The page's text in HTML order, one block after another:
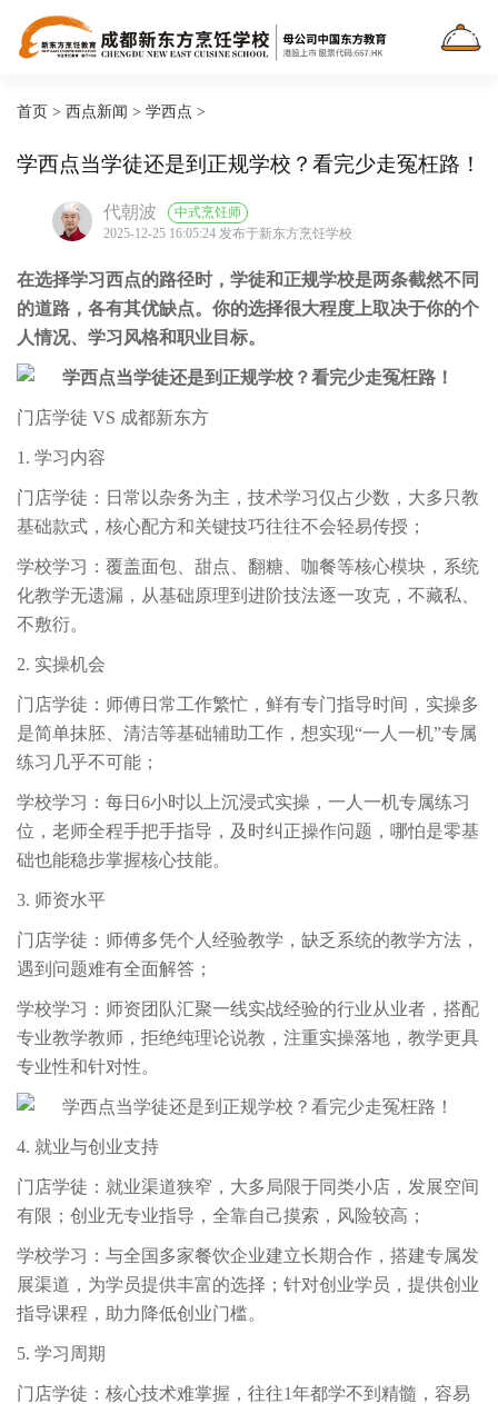
首页 > 西点新闻 > 学西点 >
学西点当学徒还是到正规学校？看完少走冤枉路！
代朝波
中式烹饪师
2025-12-25 16:05:24 发布于新东方烹饪学校
在选择学习西点的路径时，学徒和正规学校是两条截然不同
的道路，各有其优缺点。你的选择很大程度上取决于你的个
人情况、学习风格和职业目标。
门店学徒 VS 成都新东方
1. 学习内容
门店学徒：日常以杂务为主，技术学习仅占少数，大多只教
基础款式，核心配方和关键技巧往往不会轻易传授；
学校学习：覆盖面包、甜点、翻糖、咖餐等核心模块，系统
化教学无遗漏，从基础原理到进阶技法逐一攻克，不藏私、
不敷衍。
2. 实操机会
门店学徒：师傅日常工作繁忙，鲜有专门指导时间，实操多
是简单抹胚、清洁等基础辅助工作，想实现“一人一机”专属
练习几乎不可能；
学校学习：每日6小时以上沉浸式实操，一人一机专属练习
位，老师全程手把手指导，及时纠正操作问题，哪怕是零基
础也能稳步掌握核心技能。
3. 师资水平
门店学徒：师傅多凭个人经验教学，缺乏系统的教学方法，
遇到问题难有全面解答；
学校学习：师资团队汇聚一线实战经验的行业从业者，搭配
专业教学教师，拒绝纯理论说教，注重实操落地，教学更具
专业性和针对性。
4. 就业与创业支持
门店学徒：就业渠道狭窄，大多局限于同类小店，发展空间
有限；创业无专业指导，全靠自己摸索，风险较高；
学校学习：与全国多家餐饮企业建立长期合作，搭建专属发
展渠道，为学员提供丰富的选择；针对创业学员，提供创业
指导课程，助力降低创业门槛。
5. 学习周期
门店学徒：核心技术难掌握，往往1年都学不到精髓，容易